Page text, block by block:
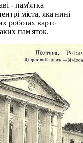
- пам'ятка
міста, яка нині
роботах варто
пам'яток.